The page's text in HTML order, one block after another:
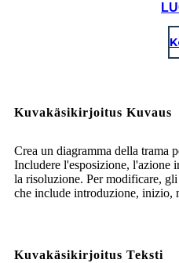
Kuvakäsikirjoitus Kuvaus
Crea un diagramma della trama
Includere l'esposizione, l'azione
la risoluzione. Per modificare,
che include introduzione, inizio,
Kuvakäsikirjoitus Teksti